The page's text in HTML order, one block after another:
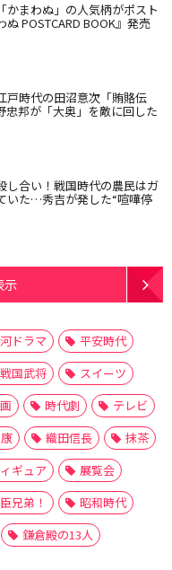
かまわぬ」の人気柄がポスト
POSTCARD BOOK』発売
戸時代の田沼意次「賄賂伝
忠邦が「大奥」を敵に回した
し合い！戦国時代の農民はガ
いた…秀吉が発した“喧嘩停
示
ドラマ
平安時代
戦国武将
スイーツ
時代劇
テレビ
織田信長
抹茶
ギュア
展覧会
兄弟！
昭和時代
鎌倉殿の13人